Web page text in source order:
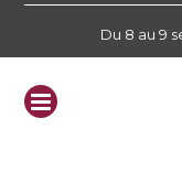
Du 8 au 9